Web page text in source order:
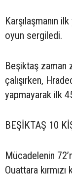
Karşılaşmanın
oyun sergiledi.
Beşiktaş zaman
çalışırken,
yapmayarak ilk
BEŞİKTAŞ 10
Mücadelenin
Ouattara kırmızı